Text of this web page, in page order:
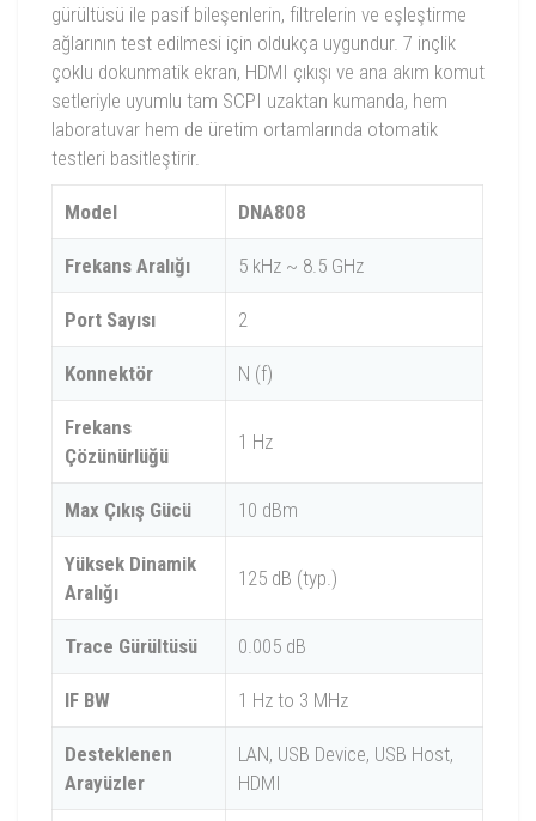
gürültüsü ile pasif bileşenlerin, filtrelerin ve eşleştirme
ağlarının test edilmesi için oldukça uygundur. 7 inçlik
çoklu dokunmatik ekran, HDMI çıkışı ve ana akım komut
setleriyle uyumlu tam SCPI uzaktan kumanda, hem
laboratuvar hem de üretim ortamlarında otomatik
testleri basitleştirir.
Model DNA808
Frekans Aralığı 5 kHz ~ 8.5 GHz
Port Sayısı 2
Konnektör N (f)
Frekans
Çözünürlüğü
1 Hz
Max Çıkış Gücü 10 dBm
Yüksek Dinamik
Aralığı
125 dB (typ.)
Trace Gürültüsü 0.005 dB
IF BW 1 Hz to 3 MHz
Desteklenen
Arayüzler
LAN, USB Device, USB Host,
HDMI